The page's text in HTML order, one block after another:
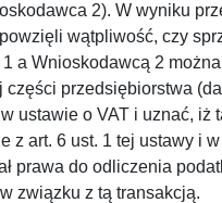
2). W wyniku
wątpliwość, czy
a Wnioskodawcą 2
części przedsiębiorstwa
ustawie o VAT i uznać, iż
z art. 6 ust. 1 tej ustawy i
prawa do odliczenia
związku z tą transakcją.